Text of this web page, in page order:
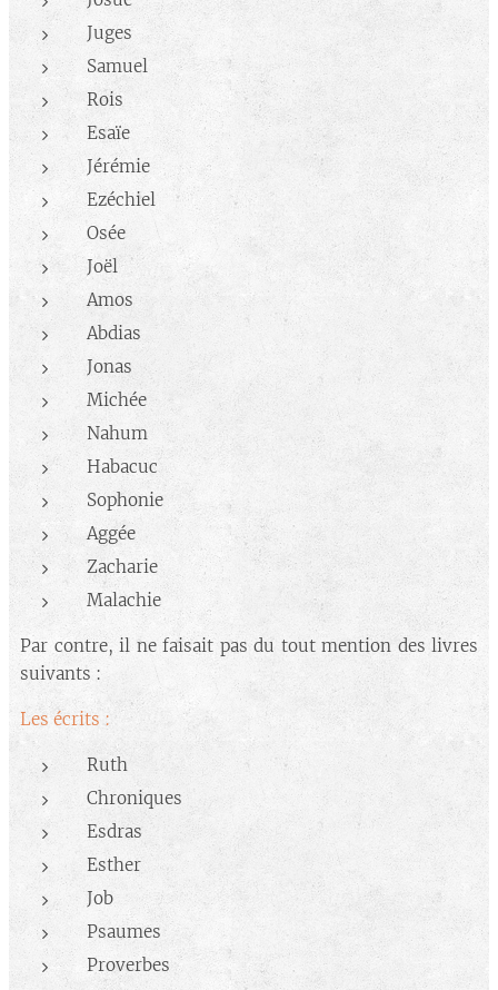
Juges
Samuel
Rois
Esaïe
Jérémie
Ezéchiel
Osée
Joël
Amos
Abdias
Jonas
Michée
Nahum
Habacuc
Sophonie
Aggée
Zacharie
Malachie
Par contre, il ne faisait pas du tout mention des livres
suivants :
Les écrits :
Ruth
Chroniques
Esdras
Esther
Job
Psaumes
Proverbes